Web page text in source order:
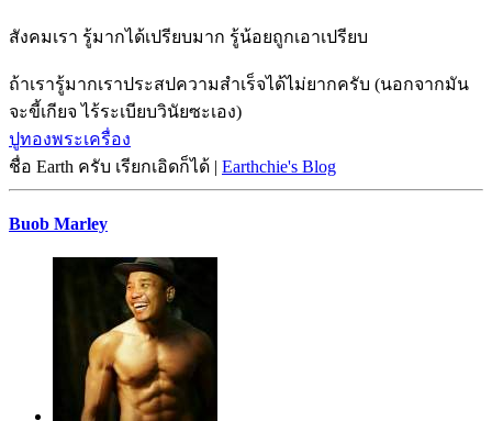
สังคมเรา รู้มากได้เปรียบมาก รู้น้อยถูกเอาเปรียบ
ถ้าเรารู้มากเราประสปความสำเร็จได้ไม่ยากครับ (นอกจากมัน
จะขี้เกียจ ไร้ระเบียบวินัยซะเอง)
ปูทองพระเครื่อง
ชื่อ Earth ครับ เรียกเอิดก็ได้ | Earthchie's Blog
Buob Marley